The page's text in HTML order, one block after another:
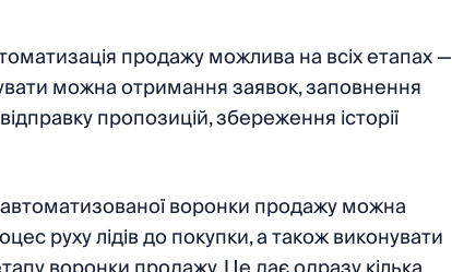
продажу можлива на всіх етапах —
можна отримання заявок, заповнення
пропозицій, збереження історії
воронки продажу можна
руху лідів до покупки, а також виконувати